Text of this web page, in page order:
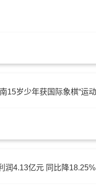
15岁少年获国际象棋“运
润4.13亿元 同比降18.25%